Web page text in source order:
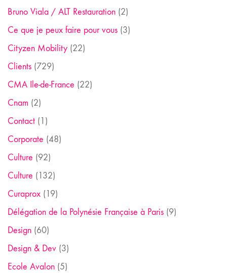
Bruno Viala / ALT Restauration (2)
Ce que je peux faire pour vous (3)
Cityzen Mobility (22)
Clients (729)
CMA Ile-de-France (22)
Cnam (2)
Contact (1)
Corporate (48)
Culture (92)
Culture (132)
Curaprox (19)
Délégation de la Polynésie Française à Paris (9)
Design (60)
Design & Dev (3)
Ecole Avalon (5)